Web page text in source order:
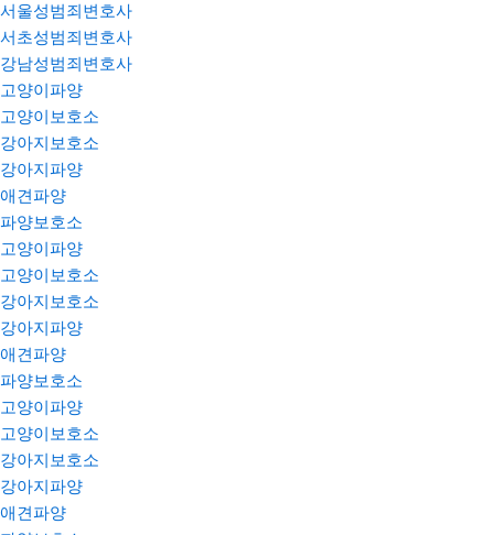
서울성범죄변호사
서초성범죄변호사
강남성범죄변호사
고양이파양
고양이보호소
강아지보호소
강아지파양
애견파양
파양보호소
고양이파양
고양이보호소
강아지보호소
강아지파양
애견파양
파양보호소
고양이파양
고양이보호소
강아지보호소
강아지파양
애견파양